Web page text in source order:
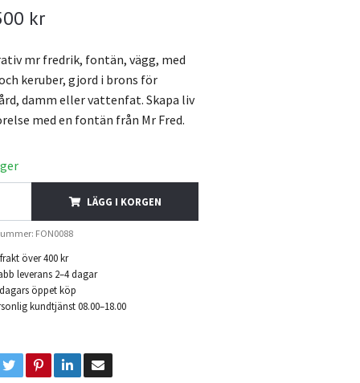
kr
mr fredrik, fontän, vägg, med
keruber, gjord i brons för
damm eller vattenfat. Skapa liv
med en fontän från Mr Fred.
LÄGG I KORGEN
FON0088
över 400 kr
leverans 2–4 dagar
öppet köp
kundtjänst 08.00–18.00